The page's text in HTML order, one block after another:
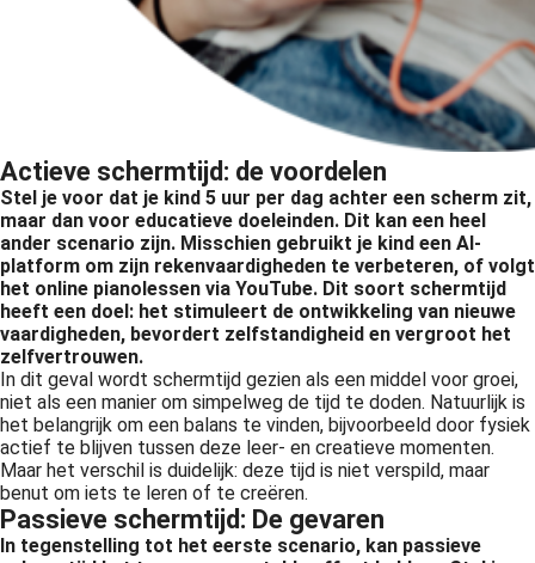
Actieve schermtijd: de voordelen
Stel je voor dat je kind 5 uur per dag achter een scherm zit,
maar dan voor educatieve doeleinden. Dit kan een heel
ander scenario zijn. Misschien gebruikt je kind een AI-
platform om zijn rekenvaardigheden te verbeteren, of volgt
het online pianolessen via YouTube. Dit soort schermtijd
heeft een doel: het stimuleert de ontwikkeling van nieuwe
vaardigheden, bevordert zelfstandigheid en vergroot het
zelfvertrouwen.
In dit geval wordt schermtijd gezien als een middel voor groei,
niet als een manier om simpelweg de tijd te doden. Natuurlijk is
het belangrijk om een balans te vinden, bijvoorbeeld door fysiek
actief te blijven tussen deze leer- en creatieve momenten.
Maar het verschil is duidelijk: deze tijd is niet verspild, maar
benut om iets te leren of te creëren.
Passieve schermtijd: De gevaren
In tegenstelling tot het eerste scenario, kan passieve